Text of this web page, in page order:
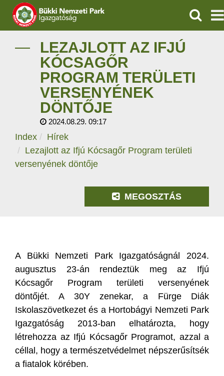
IGAZGATÓSÁG
TERMÉSZETVÉDELEM
VÍZVÉDELEM
ÖKOTURIZMUS
GEOPARKOK
LEZAJLOTT AZ IFJÚ
KÓCSAGŐR
PROGRAM TERÜLETI
VERSENYÉNEK
DÖNTŐJE
2024.08.29. 09:17
Index
Hírek
Lezajlott az Ifjú Kócsagőr Program területi
versenyének döntője
MEGOSZTÁS
A Bükki Nemzeti Park Igazgatóságnál 2024.
augusztus 23-án rendeztük meg az Ifjú
Kócsagőr Program területi versenyének
döntőjét. A 30Y zenekar, a Fürge Diák
Iskolaszövetkezet és a Hortobágyi Nemzeti Park
Igazgatóság 2013-ban elhatározta, hogy
létrehozza az Ifjú Kócsagőr Programot, azzal a
céllal, hogy a természetvédelmet népszerűsítsék
a fiatalok körében.